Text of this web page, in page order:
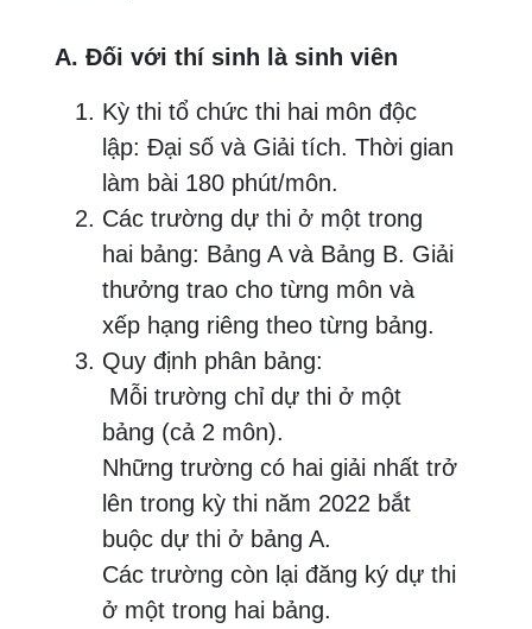
A. Đối với thí sinh là sinh viên
Kỳ thi tổ chức thi hai môn độc
lập: Đại số và Giải tích. Thời gian
làm bài 180 phút/môn.
Các trường dự thi ở một trong
hai bảng: Bảng A và Bảng B. Giải
thưởng trao cho từng môn và
xếp hạng riêng theo từng bảng.
Quy định phân bảng:
Mỗi trường chỉ dự thi ở một
bảng (cả 2 môn).
Những trường có hai giải nhất trở
lên trong kỳ thi năm 2022 bắt
buộc dự thi ở bảng A.
Các trường còn lại đăng ký dự thi
ở một trong hai bảng.